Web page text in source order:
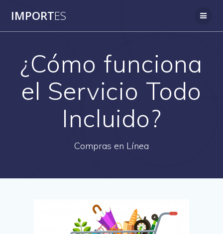
IMPORTES
¿Cómo funciona
el Servicio Todo
Incluido?
Compras en Línea